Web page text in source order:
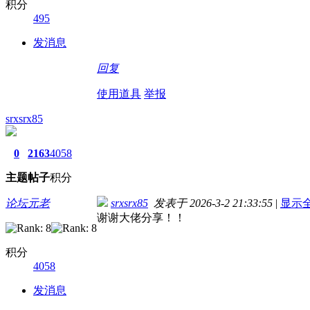
积分
495
发消息
回复
使用道具 举报
srxsrx85
0
主题
2163
帖子
4058
积分
论坛元老
积分
4058
发消息
srxsrx85 发表于 2026-3-2 21:33:55 | 显示
谢谢大佬分享！！